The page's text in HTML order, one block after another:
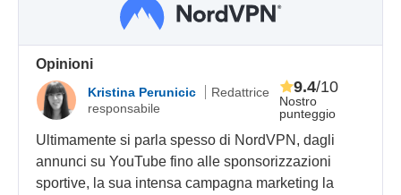
Opinioni
Kristina Perunicic
Redattrice
responsabile
Nostro
punteggio
9.4/10
Ultimamente si parla spesso di NordVPN, dagli
annunci su YouTube fino alle sponsorizzazioni
sportive, la sua intensa campagna marketing la